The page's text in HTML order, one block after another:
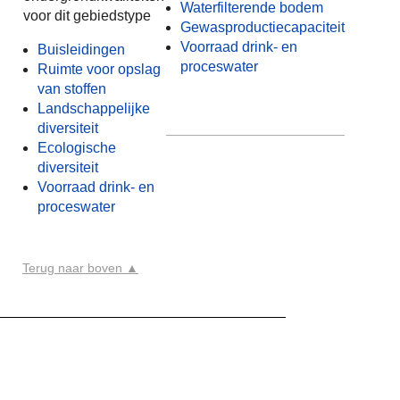
voor dit gebiedstype
Buisleidingen
Ruimte voor opslag
van stoffen
Landschappelijke
diversiteit
Ecologische
diversiteit
Voorraad drink- en
proceswater
Waterfilterende bodem
Gewasproductiecapaciteit
Voorraad drink- en
proceswater
Terug naar boven ▲